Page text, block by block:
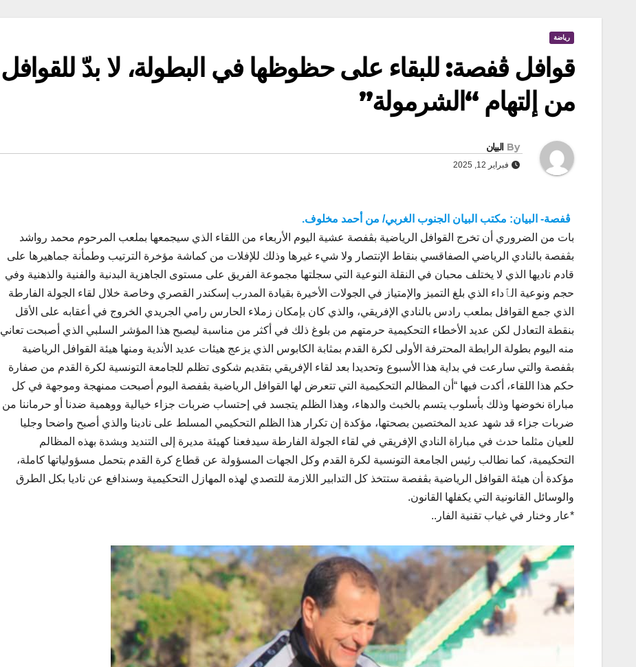
رياضة
قوافل ڨفصة: للبقاء على حظوظها في البطولة، لا بدّ للقوافل
من إلتهام “الشرمولة”
By البيان
فبراير 12, 2025
ڨفصة- البيان: مكتب البيان الجنوب الغربي/ من أحمد مخلوف.
بات من الضروري أن تخرج القوافل الرياضية بڨفصة عشية اليوم الأربعاء من اللقاء الذي سيجمعها بملعب المرحوم محمد رواشد
بڨفصة بالنادي الرياضي الصفاقسي بنقاط الإنتصار ولا شيء غيرها وذلك للإفلات من كماشة مؤخرة الترتيب وطمأنة جماهيرها على
قادم ناديها الذي لا يختلف محبان في النقلة النوعية التي سجلتها مجموعة الفريق على مستوى الجاهزية البدنية والفنية والذهنية وفي
حجم ونوعية الٱداء الذي بلغ التميز والإمتياز في الجولات الأخيرة بقيادة المدرب إسكندر القصري وخاصة خلال لقاء الجولة الفارطة
الذي جمع القوافل بملعب رادس بالنادي الإفريقي، والذي كان بإمكان زملاء الحارس رامي الجريدي الخروج في أعقابه على الأقل
بنقطة التعادل لكن عديد الأخطاء التحكيمية حرمتهم من بلوغ ذلك في أكثر من مناسبة ليصبح هذا المؤشر السلبي الذي أصبحت تعاني
منه اليوم بطولة الرابطة المحترفة الأولى لكرة القدم بمثابة الكابوس الذي يزعج هيئات عديد الأندية ومنها هيئة القوافل الرياضية
بڨفصة والتي سارعت في بداية هذا الأسبوع وتحديدا بعد لقاء الإفريقي بتقديم شكوى تظلم للجامعة التونسية لكرة القدم من صفارة
حكم هذا اللقاء، أكدت فيها “أن المظالم التحكيمية التي تتعرض لها القوافل الرياضية بڨفصة اليوم أصبحت ممنهجة وموجهة في كل
مباراة نخوضها وذلك بأسلوب يتسم بالخبث والدهاء، وهذا الظلم يتجسد في إحتساب ضربات جزاء خيالية ووهمية ضدنا أو حرماننا من
ضربات جزاء قد شهد عديد المختصين بصحتها، مؤكدة إن تكرار هذا الظلم التحكيمي المسلط على نادينا والذي أصبح واضحا وجليا
للعيان مثلما حدث في مباراة النادي الإفريقي في لقاء الجولة الفارطة سيدفعنا كهيئة مديرة إلى التنديد وبشدة بهذه المظالم
التحكيمية، كما نطالب رئيس الجامعة التونسية لكرة القدم وكل الجهات المسؤولة عن قطاع كرة القدم بتحمل مسؤولياتها كاملة،
مؤكدة أن هيئة القوافل الرياضية بڨفصة ستتخذ كل التدابير اللازمة للتصدي لهذه المهازل التحكيمية وسندافع عن ناديا بكل الطرق
والوسائل القانونية التي يكفلها القانون.
*عار وخنار في غياب تقنية الفار..